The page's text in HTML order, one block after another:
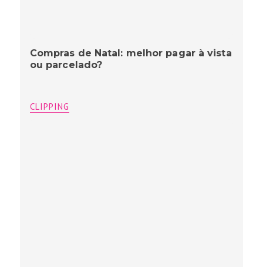
Compras de Natal: melhor pagar à vista
ou parcelado?
CLIPPING